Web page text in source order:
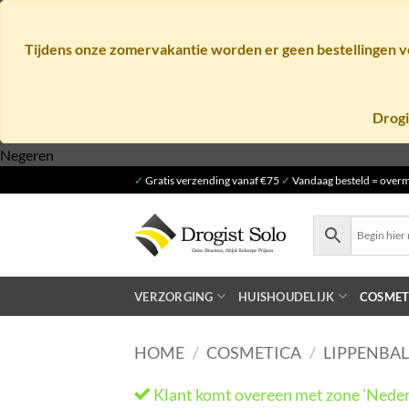
Tijdens onze zomervakantie worden er geen
Negeren
inhoud
✓ Gratis verzending vanaf €75 ✓ Vandaag besteld =
VERZORGING HUISHOUDELIJK
HOME / COSMETICA /
Klant komt overeen met zone